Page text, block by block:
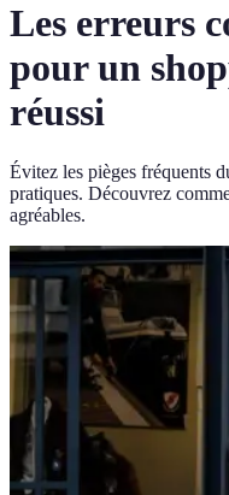
Les erreurs
pour un
réussi
Évitez les pièges fréquents
pratiques. Découvrez
agréables.